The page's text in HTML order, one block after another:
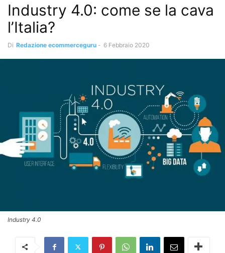
Industry 4.0: come se la cava
l’Italia?
Di Redazione ecommerceguru - 6 Febbraio 2020
Industry 4.0